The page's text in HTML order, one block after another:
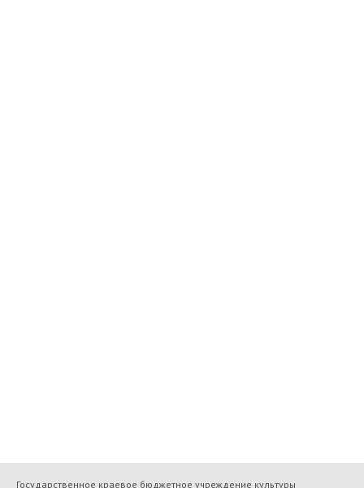
Государственное краевое бюджетное учреждение культуры